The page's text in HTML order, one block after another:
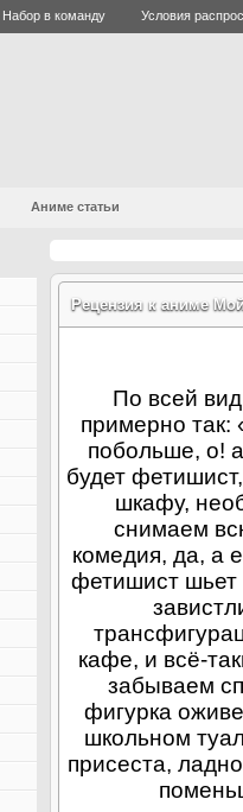
Набор в команду Условия
Аниме статьи
Рецензия к аниме
По всей
примерно так:
побольше, о! а
будет
шкафу,
снимаем
комедия, да, а
фетишист шьет
кафе, и всё-
забываем
фигурка
школьном
присеста,